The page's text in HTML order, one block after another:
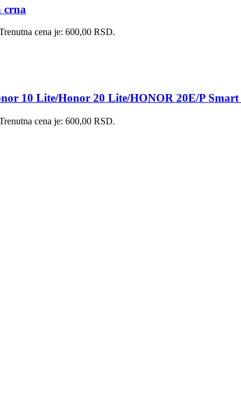
crna
cena je: 600,00 RSD.
10 Lite/Honor 20 Lite/HONOR 20E/P Smart
cena je: 600,00 RSD.